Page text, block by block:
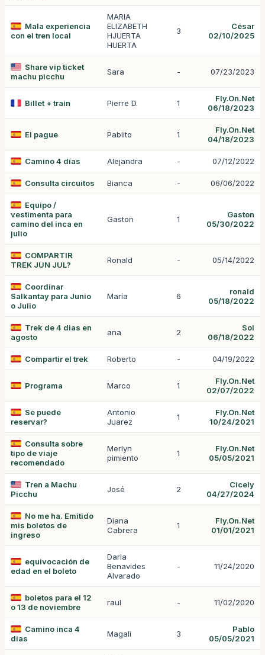
Mala experiencia
con el tren local
MARIA
ELIZABETH
HJUERTA
HUERTA
3
César
02/10/2025
Share vip ticket
machu picchu
Sara - 07/23/2023
Billet + train Pierre D. 1
Fly.On.Net
06/18/2023
El pague Pablito 1
Fly.On.Net
04/18/2023
Camino 4 días Alejandra - 07/12/2022
Consulta circuitos Bianca - 06/06/2022
Equipo /
vestimenta para
camino del inca en
julio
Gaston 1
Gaston
05/30/2022
COMPARTIR
TREK JUN JUL?
Ronald - 05/14/2022
Coordinar
Salkantay para Junio
o Julio
María 6
ronald
05/18/2022
Trek de 4 dias en
agosto
ana 2
Sol
06/18/2022
Compartir el trek Roberto - 04/19/2022
Programa Marco 1
Fly.On.Net
02/07/2022
Se puede
reservar?
Antonio
Juarez
1
Fly.On.Net
10/24/2021
Consulta sobre
tipo de viaje
recomendado
Merlyn
pimiento
1
Fly.On.Net
05/05/2021
Tren a Machu
Picchu
José 2
Cicely
04/27/2024
No me ha. Emitido
mis boletos de
ingreso
Diana
Cabrera
1
Fly.On.Net
01/01/2021
equivocación de
edad en el boleto
Darla
Benavides
Alvarado
- 11/24/2020
boletos para el 12
o 13 de noviembre
raul - 11/02/2020
Camino inca 4
dias
Magali 3
Pablo
05/05/2021